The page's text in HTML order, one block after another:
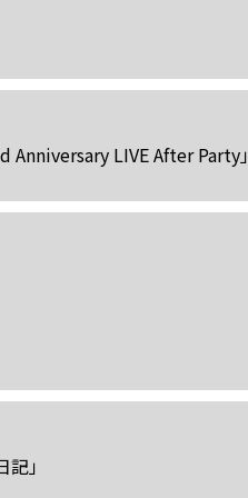
Anniversary LIVE After Party」
」